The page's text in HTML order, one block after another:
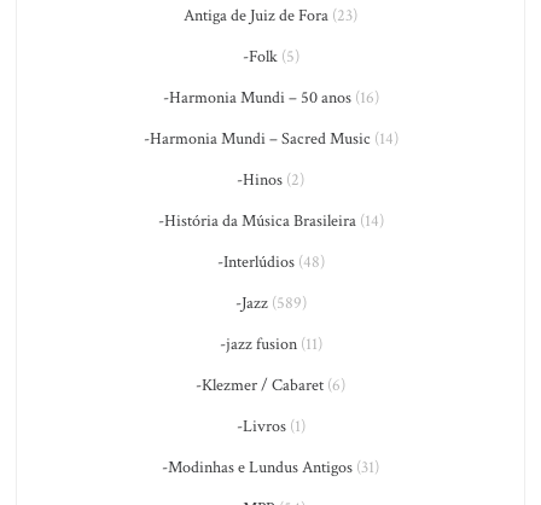
Antiga de Juiz de Fora (23)
-Folk(5)
-Harmonia Mundi – 50 anos(16)
-Harmonia Mundi – Sacred Music (14)
-Hinos (2)
-História da Música Brasileira(14)
-Interlúdios(48)
-Jazz(589)
-jazz fusion(11)
-Klezmer / Cabaret (6)
-Livros(1)
-Modinhas e Lundus Antigos (31)